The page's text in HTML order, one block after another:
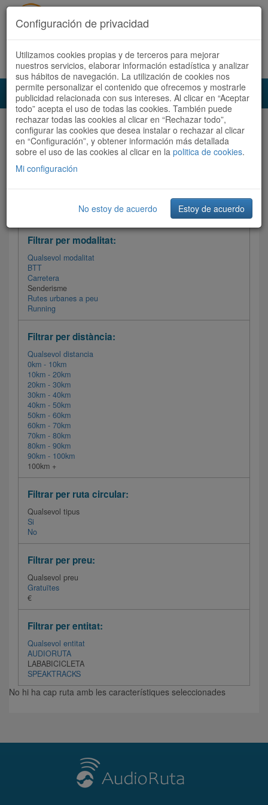
Accedeix Registra't ara Español Català
Audioruta Totes les rutes
Totes les rutes Ordenar per: Més recents / Dificultat
Filtrar les rutes
Filtrar per modalitat:
Qualsevol modalitat
BTT
Carretera
Senderisme
Rutes urbanes a peu
Running
Filtrar per distància:
Qualsevol distancia
0km - 10km
10km - 20km
20km - 30km
30km - 40km
40km - 50km
50km - 60km
60km - 70km
70km - 80km
80km - 90km
90km - 100km
100km +
Filtrar per ruta circular:
Qualsevol tipus
Si
No
Filtrar per preu:
Qualsevol preu
Gratuïtes
€
Filtrar per entitat:
Qualsevol entitat
AUDIORUTA
LABABICICLETA
SPEAKTRACKS
No hi ha cap ruta amb les característiques seleccionades
Configuración de privacidad
Utilizamos cookies propias y de terceros para mejorar
nuestros servicios, elaborar información estadística y analizar
sus hábitos de navegación. La utilización de cookies nos
permite personalizar el contenido que ofrecemos y mostrarle
publicidad relacionada con sus intereses. Al clicar en “Aceptar
todo” acepta el uso de todas las cookies. También puede
rechazar todas las cookies al clicar en “Rechazar todo”,
configurar las cookies que desea instalar o rechazar al clicar
en “Configuración”, y obtener información más detallada
sobre el uso de las cookies al clicar en la politica de cookies.
Mi configuración
No estoy de acuerdo Estoy de acuerdo